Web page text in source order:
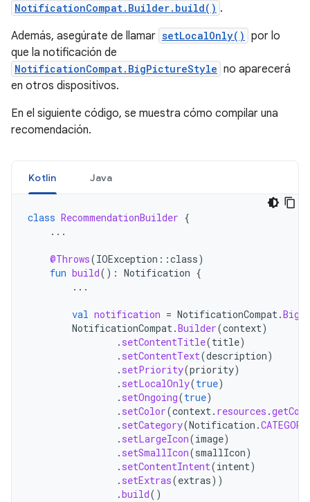
NotificationCompat.Builder.build() .
Además, asegúrate de llamar setLocalOnly() por lo
que la notificación de
NotificationCompat.BigPictureStyle no aparecerá
en otros dispositivos.
En el siguiente código, se muestra cómo compilar una
recomendación.
Kotlin Java
class RecommendationBuilder {
...
@Throws(IOException ::class)
fun build(): Notification {
...
val notification = NotificationCompat.
NotificationCompat.Builder(context)
. setContentTitle(title)
. setContentText(description)
. setPriority(priority)
. setLocalOnly(true)
. setOngoing(true)
. setColor(context. resources .
. setCategory(Notification .
. setLargeIcon(image)
. setSmallIcon(smallIcon)
. setContentIntent(intent)
. setExtras(extras))
.build()